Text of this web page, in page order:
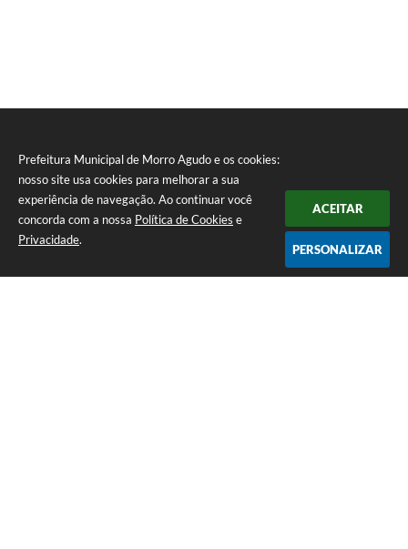
Prefeitura Municipal de Morro Agudo e os cookies:
nosso site usa cookies para melhorar a sua
experiência de navegação. Ao continuar você
concorda com a nossa Política de Cookies e
Privacidade.
ACEITAR
PERSONALIZAR